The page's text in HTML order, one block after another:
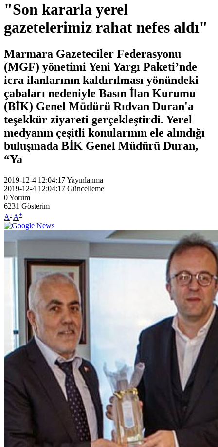
"Son kararla yerel
gazetelerimiz rahat nefes aldı"
Marmara Gazeteciler Federasyonu
(MGF) yönetimi Yeni Yargı Paketi’nde
icra ilanlarının kaldırılması yönündeki
çabaları nedeniyle Basın İlan Kurumu
(BİK) Genel Müdürü Rıdvan Duran'a
teşekkür ziyareti gerçekleştirdi. Yerel
medyanın çeşitli konularının ele alındığı
buluşmada BİK Genel Müdürü Duran,
“Ya
2019-12-4 12:04:17Yayınlanma
2019-12-4 12:04:17 Güncelleme
0Yorum
6231 Gösterim
A- A+